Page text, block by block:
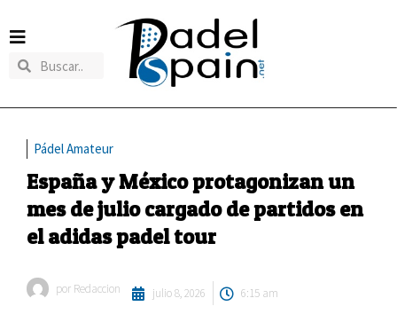
Pádel Amateur
España y México protagonizan un
mes de julio cargado de partidos en
el adidas padel tour
por Redaccion julio 8, 2026 6:15 am